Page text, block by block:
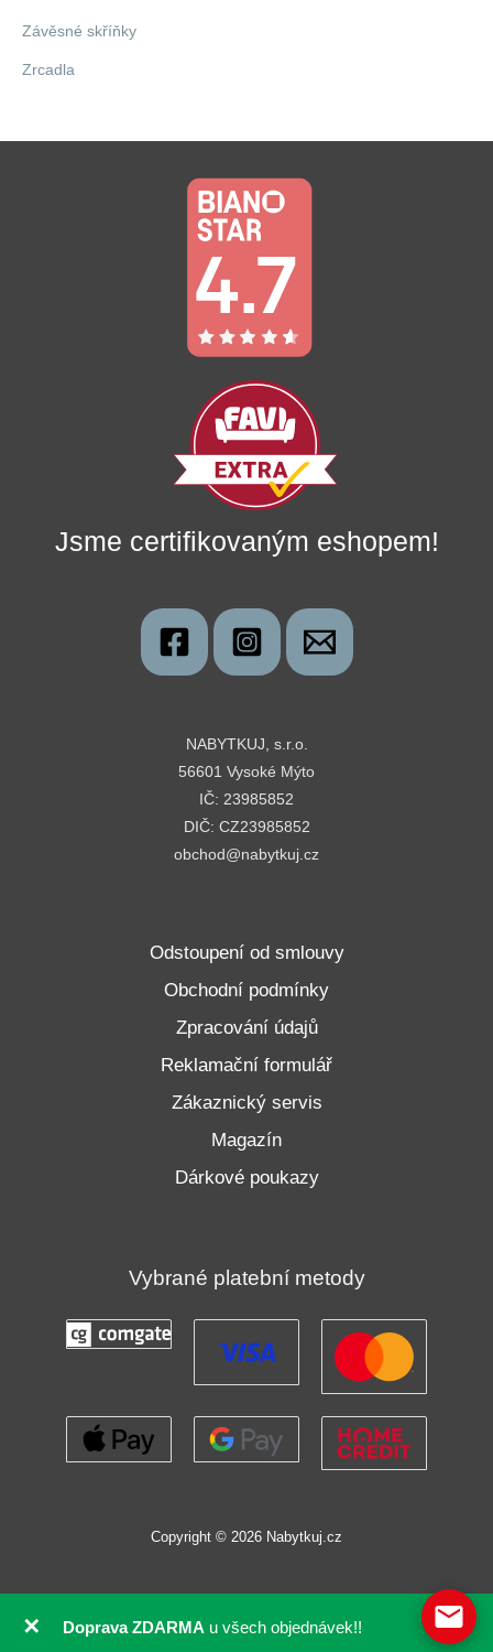
Závěsné skříňky
Zrcadla
Jsme certifikovaným eshopem!
NABYTKUJ, s.r.o.
56601 Vysoké Mýto
IČ: 23985852
DIČ: CZ23985852
obchod@nabytkuj.cz
Odstoupení od smlouvy
Obchodní podmínky
Zpracování údajů
Reklamační formulář
Zákaznický servis
Magazín
Dárkové poukazy
Vybrané platební metody
Copyright © 2026 Nabytkuj.cz
GDPR souhlas se soubory cookie pomocí Real Cookie Banneru
✕ Doprava ZDARMA u všech objednávek!!